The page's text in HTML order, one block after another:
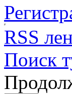
RSS
Поиск